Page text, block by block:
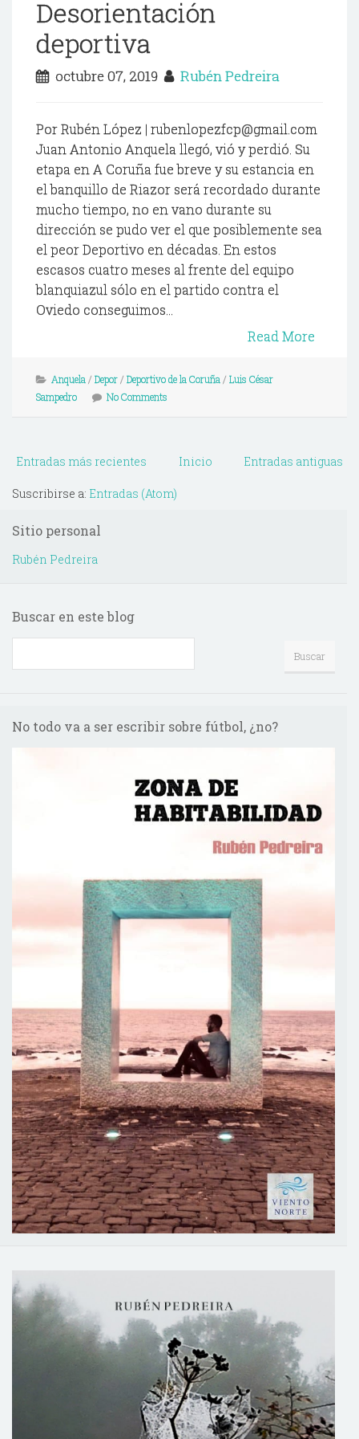
Desorientación
deportiva
octubre 07, 2019 Rubén Pedreira
Por Rubén López | rubenlopezfcp@gmail.com
Juan Antonio Anquela llegó, vió y perdió. Su
etapa en A Coruña fue breve y su estancia en
el banquillo de Riazor será recordado durante
mucho tiempo, no en vano durante su
dirección se pudo ver el que posiblemente sea
el peor Deportivo en décadas. En estos
escasos cuatro meses al frente del equipo
blanquiazul sólo en el partido contra el
Oviedo conseguimos...
Read More
Anquela/ Depor/ Deportivo de la Coruña/ Luis César
Sampedro
No Comments
Entradas más recientes Entradas antiguas
Inicio
Suscribirse a: Entradas (Atom)
Sitio personal
Rubén Pedreira
Buscar en este blog
No todo va a ser escribir sobre fútbol, ¿no?